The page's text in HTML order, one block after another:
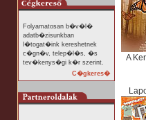
Folyamatosan b�v�l�
adatb�zisunkban
l�togat�ink kereshetnek
c�gn�v, telep�l�s, �s
tev�kenys�gi k�r szerint.
C�gkeres�
A